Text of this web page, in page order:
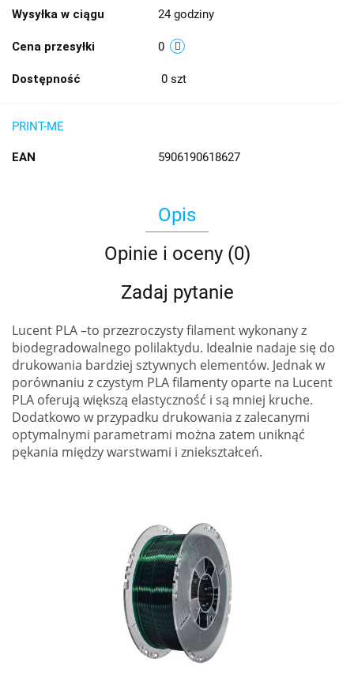
Wysyłka w ciągu 24 godziny
Cena przesyłki 0
Dostępność 0 szt
PRINT-ME
EAN 5906190618627
Opis
Opinie i oceny (0)
Zadaj pytanie
Lucent PLA –to przezroczysty filament wykonany z
biodegradowalnego polilaktydu. Idealnie nadaje się do
drukowania bardziej sztywnych elementów. Jednak w
porównaniu z czystym PLA filamenty oparte na Lucent
PLA oferują większą elastyczność i są mniej kruche.
Dodatkowo w przypadku drukowania z zalecanymi
optymalnymi parametrami można zatem uniknąć
pękania między warstwami i zniekształceń.